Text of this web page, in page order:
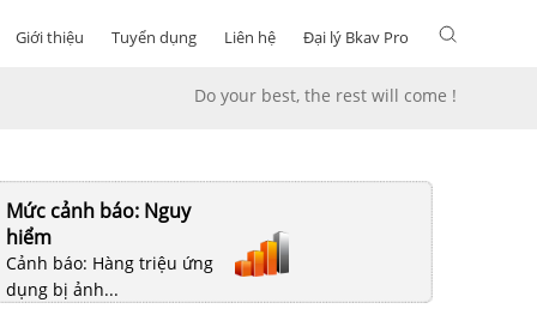
Giới thiệu Tuyển dụng Liên hệ Đại lý Bkav Pro
Do your best, the rest will come !
Mức cảnh báo: Nguy
hiểm
Cảnh báo: Hàng triệu ứng
dụng bị ảnh...